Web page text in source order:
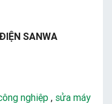
SANWA
nghiệp , sửa máy